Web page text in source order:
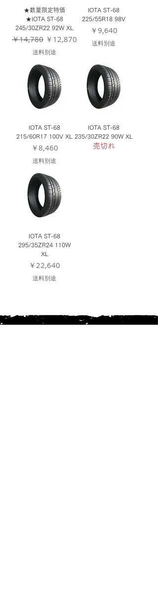
★数量限定特価
★IOTA ST-68
245/30ZR22 92W XL
通常価格
￥14,780 セール価格
￥12,870
送料別途
IOTA ST-68
225/55R18 98V
価格
￥9,640
送料別途
IOTA ST-68
215/60R17 100V XL
価格
￥8,460
送料別途
IOTA ST-68
235/30ZR22 90W XL
売切れ
IOTA ST-68
295/35ZR24 110W
XL
価格
￥22,640
送料別途